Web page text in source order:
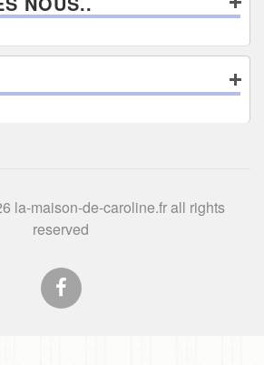
la-maison-de-caroline.fr all rights
reserved